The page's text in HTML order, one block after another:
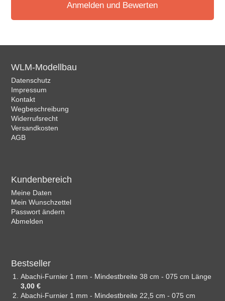
Anmelden und Bewerten
WLM-Modellbau
Datenschutz
Impressum
Kontakt
Wegbeschreibung
Widerrufsrecht
Versandkosten
AGB
Kundenbereich
Meine Daten
Mein Wunschzettel
Passwort ändern
Abmelden
Bestseller
Abachi-Furnier 1 mm - Mindestbreite 38 cm - 075 cm Länge
3,00 €
Abachi-Furnier 1 mm - Mindestbreite 22,5 cm - 075 cm